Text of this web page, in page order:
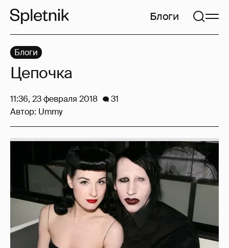
Блоги
Блоги
Цепочка
11:36, 23 февраля 2018
31
Автор: Ummy